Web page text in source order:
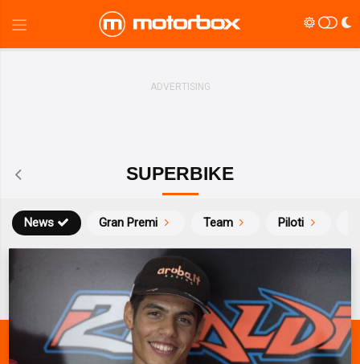
SUPERBIKE
News Gran Premi Team Piloti